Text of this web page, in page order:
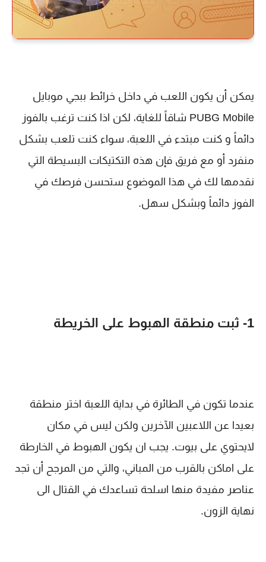
يمكن أن يكون اللعب في داخل خرائط ببجي موبايل
PUBG Mobile شاقاً للغاية، لكن اذا كنت ترغب بالفوز
دائماً و كنت مبتدء في اللعبة، سواء كنت تلعب بشكل
منفرد أو مع فريق فإن هذه التكتيكات البسيطة التي
نقدمها لك في هذا الموضوع ستحسن فرصك في
الفوز دائماً وبشكل سهل.
1- ثبت منطقة الهبوط على الخريطة
عندما تكون في الطائرة في بداية اللعبة اختر منطقة
بعيدا عن اللاعبين الآخرين ولكن ليس في مكان
لايحتوي على بيوت. يجب ان يكون الهبوط في الخارطة
على اماكن بالقرب من المباني، والتي من المرجح أن تجد
عناصر مفيدة منها اسلحة تساعدك في القتال الى
نهاية الزون.